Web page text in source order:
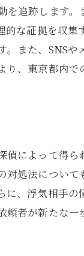
な人間関係の実
処する探偵の戦
頼者の不安を
除く探偵のサ
調査の安心感
たす信頼の役
追跡します
な証拠を収集
また、SNS
、東京都内
によって得
処法につい
、浮気相手
者が新たな一